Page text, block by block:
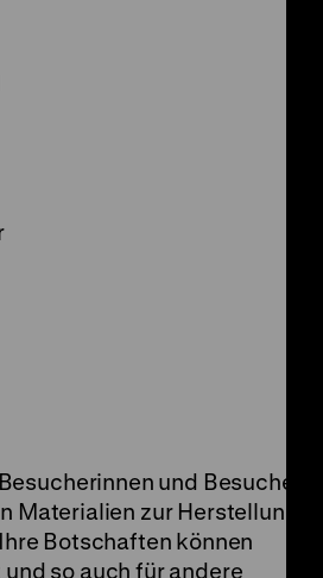
und Besucher
zur Herstellung
Botschaften können
so auch für andere